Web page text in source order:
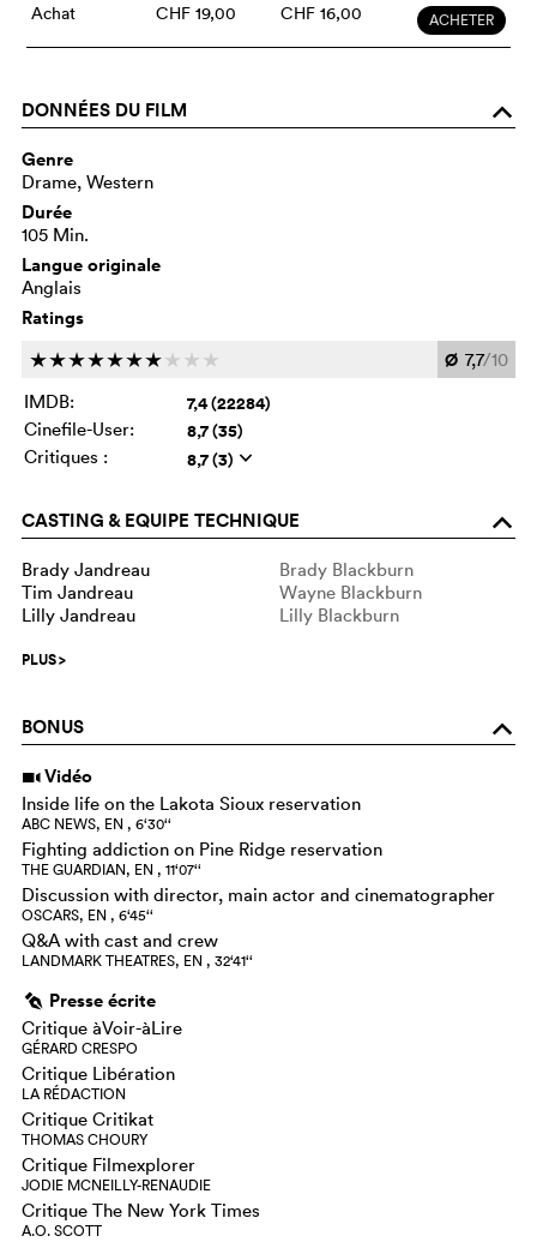
Achat CHF 19,00 CHF 16,00 ACHETER
DONNÉES DU FILM o
Genre
Drame, Western
Durée
105 Min.
Langue originale
Anglais
Ratings
ccccccc c c c Ø 7,7/10
IMDB:
7,4 (22284)
Cinefile-User: 8,7 (35)
Critiques : 8,7 (3) q
CASTING & EQUIPE TECHNIQUE o
Brady Jandreau
Brady Blackburn
Tim Jandreau
Wayne Blackburn
Lilly Jandreau
Lilly Blackburn
PLUS>
BONUS o
i Vidéo
Inside life on the Lakota Sioux reservation
ABC NEWS, EN , 6‘30‘‘
Fighting addiction on Pine Ridge reservation
THE GUARDIAN, EN , 11‘07‘‘
Discussion with director, main actor and cinematographer
OSCARS, EN , 6‘45‘‘
Q&A with cast and crew
LANDMARK THEATRES, EN , 32‘41‘‘
g Presse écrite
Critique àVoir-àLire
GÉRARD CRESPO
Critique Libération
LA RÉDACTION
Critique Critikat
THOMAS CHOURY
Critique Filmexplorer
JODIE MCNEILLY-RENAUDIE
Critique The New York Times
A.O. SCOTT